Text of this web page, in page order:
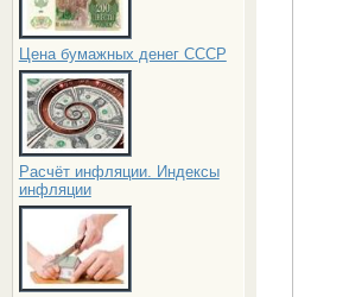
Цена бумажных денег СССР
Расчёт инфляции. Индексы
инфляции